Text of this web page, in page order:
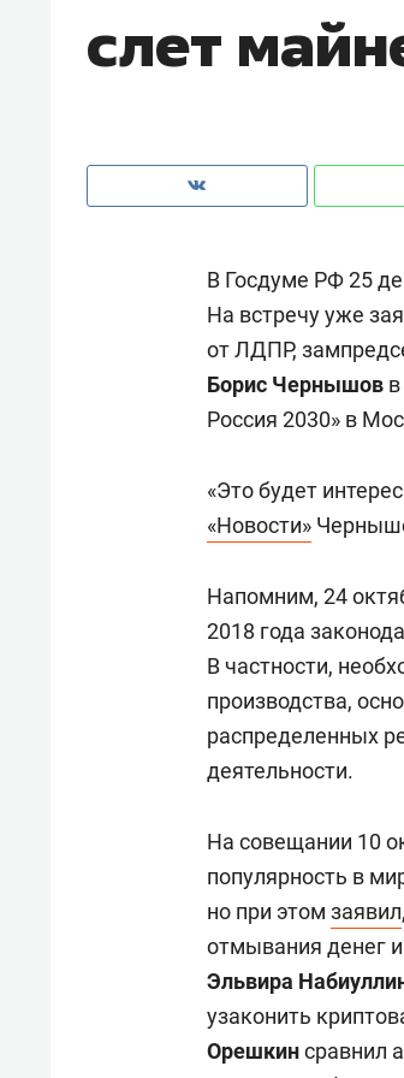
слет
В Госдуме РФ 25
На встречу уже
от ЛДПР,
Борис Чернышов
Россия 2030» в
«Это будет
«Новости»
Напомним, 24
2018 года
В частности,
производства,
распределенных
деятельности.
На совещании 10
популярность в
но при этом заявил
отмывания денег
Эльвира
узаконить
Орешкинсравнил
рынки, почему
чем интересен
Оставить шум за волной: как
строят тишину в казанском
ЖК «Заря»